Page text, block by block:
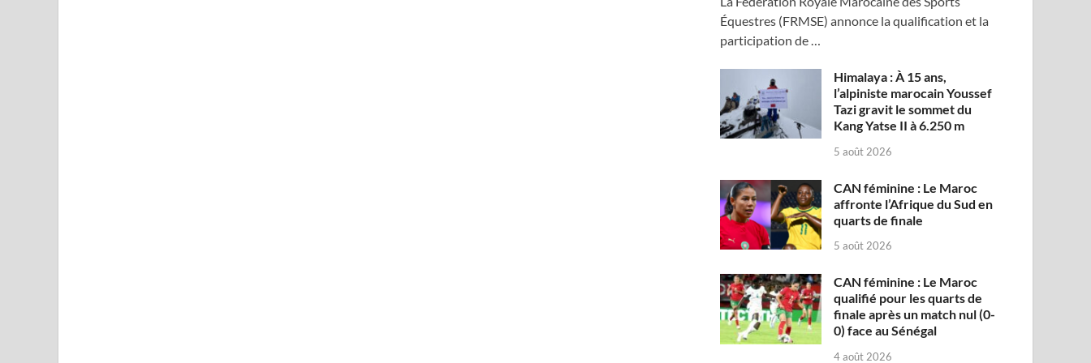
Équestres (FRMSE) annonce la qualification et la
participation de …
Himalaya : À 15 ans,
l’alpiniste marocain Youssef
Tazi gravit le sommet du
Kang Yatse II à 6.250 m
5 août 2026
CAN féminine : Le Maroc
affronte l’Afrique du Sud en
quarts de finale
5 août 2026
CAN féminine : Le Maroc
qualifié pour les quarts de
finale après un match nul (0-
0) face au Sénégal
4 août 2026